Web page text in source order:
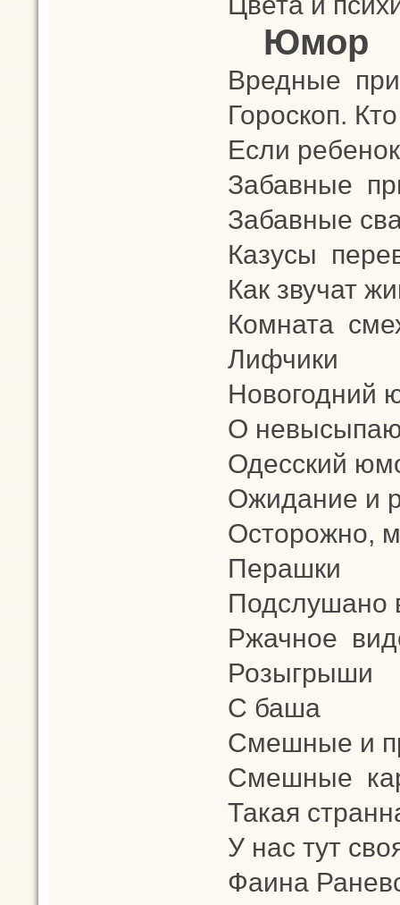
Юмор
Вредные
Гороскоп.
Если
Забавные
Забавные
Казусы
Как звучат
Комната
Лифчики
Новогодний
О
Одесский
Ожидание и
Осторожно,
Перашки
Подслушано
Ржачное
Розыгрыши
С баша
Смешные и
Смешные
Такая
У нас тут
Фаина